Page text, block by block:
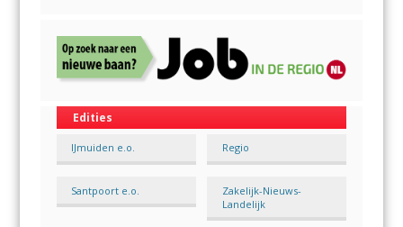
Edities
IJmuiden e.o. Regio
Santpoort e.o.
Zakelijk-Nieuws-
Landelijk